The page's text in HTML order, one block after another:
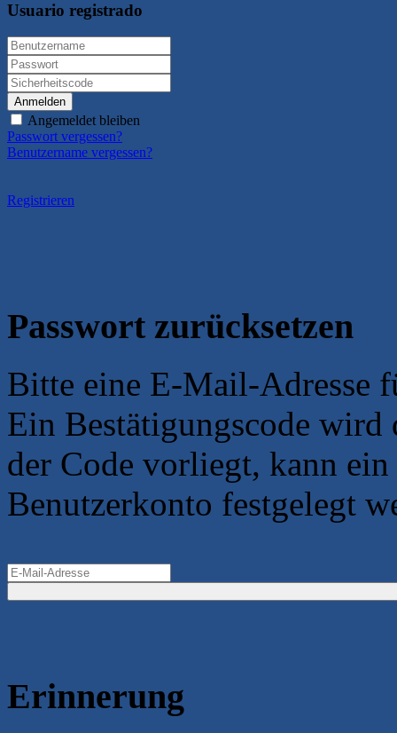
Usuario registrado
Anmelden
Angemeldet bleiben
Passwort vergessen?
Benutzername vergessen?
Registrieren
Passwort zurücksetzen
Bitte eine E-Mail-Adresse
Ein Bestätigungscode wird
der Code vorliegt, kann ein
Benutzerkonto festgelegt
Erinnerung